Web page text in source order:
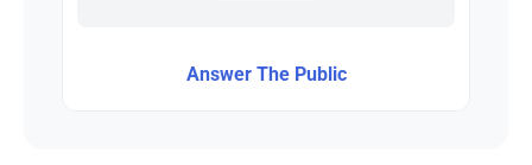
Answer The Public